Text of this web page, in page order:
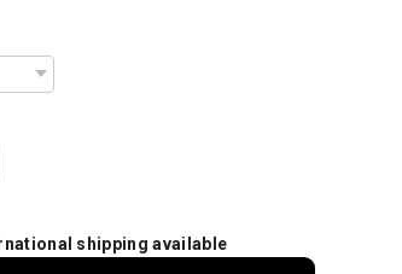
shipping available